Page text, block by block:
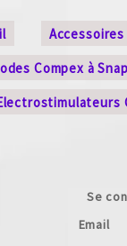
Accessoires
Compex à Snap
Se
Email